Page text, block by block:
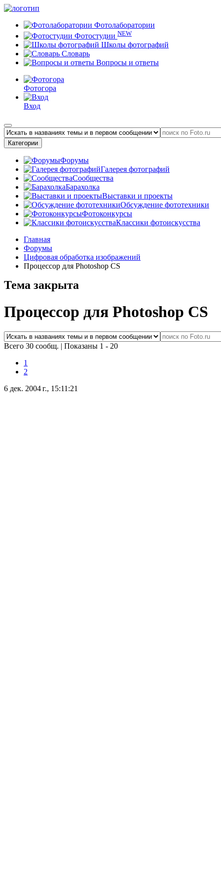
Фотолаборатории
Фотостудии NEW
Школы фотографий
Словарь
Вопросы и ответы
Фотогора
Вход
Категории
Форумы
Галерея фотографий
Сообщества
Барахолка
Выставки и проекты
Обсуждение фототехники
Фотоконкурсы
Классики фотоискусства
Главная
Форумы
Цифровая обработка изображений
Процессор для Photoshop CS
Тема закрыта
Процессор для Photoshop CS
Всего 30 сообщ. | Показаны 1 - 20
1
2
6 дек. 2004 г., 15:11:21